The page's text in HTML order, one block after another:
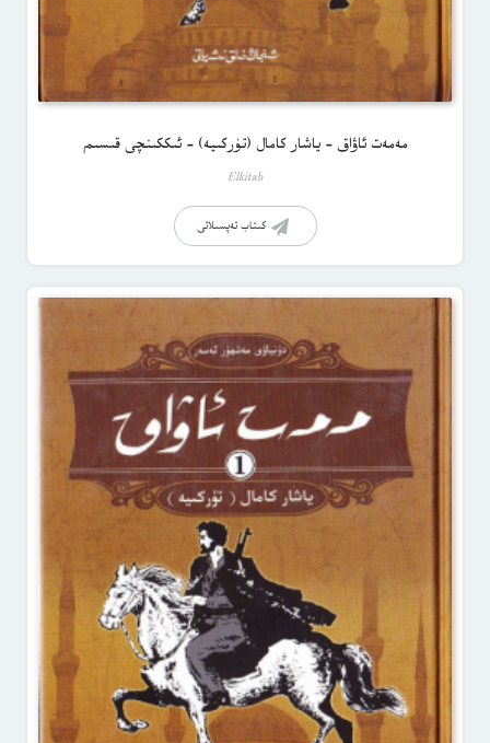
مەمەت ئاۋاق – ياشار كامال (تۈركىيە) – ئىككىنچى قىسىم
Elkitab
كىتاب تەپسىلاتى